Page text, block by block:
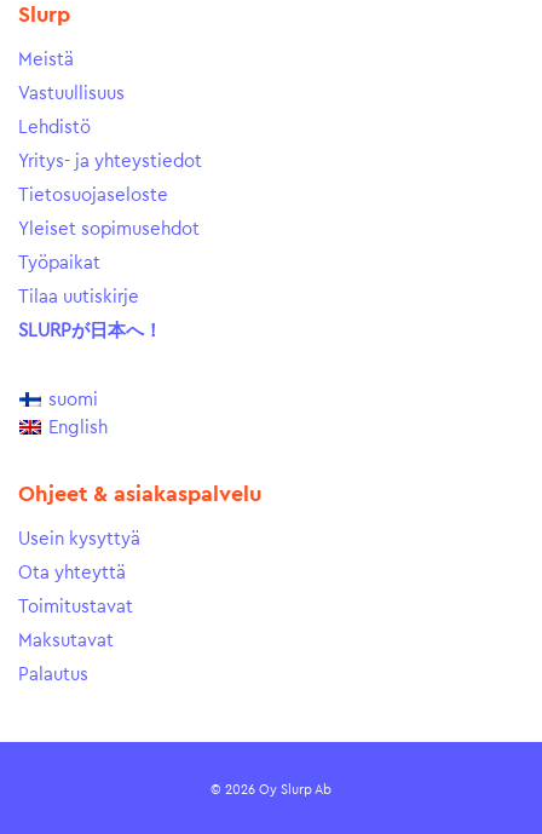
Slurp
Meistä
Vastuullisuus
Lehdistö
Yritys- ja yhteystiedot
Tietosuojaseloste
Yleiset sopimusehdot
Työpaikat
Tilaa uutiskirje
SLURPが日本へ！
suomi
English
Ohjeet & asiakaspalvelu
Usein kysyttyä
Ota yhteyttä
Toimitustavat
Maksutavat
Palautus
© 2026 Oy Slurp Ab